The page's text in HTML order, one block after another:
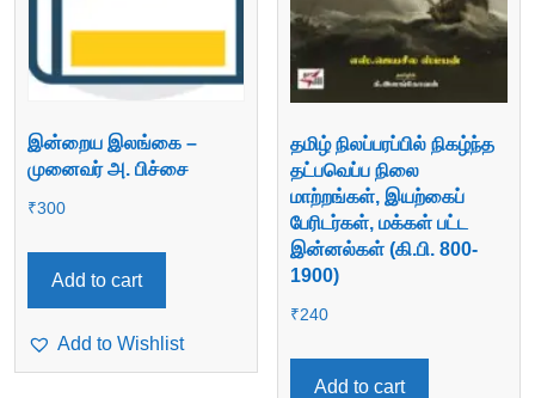
இன்றைய இலங்கை –
முனைவர் அ. பிச்சை
₹300
Add to cart
Add to Wishlist
தமிழ் நிலப்பரப்பில் நிகழ்ந்த
தட்பவெப்ப நிலை
மாற்றங்கள், இயற்கைப்
பேரிடர்கள், மக்கள் பட்ட
இன்னல்கள் (கி.பி. 800-
1900)
₹240
Add to cart